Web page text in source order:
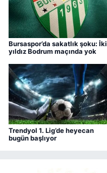
Bursaspor’da sakatlık şoku: İki
yıldız Bodrum maçında yok
Trendyol 1. Lig’de heyecan
bugün başlıyor